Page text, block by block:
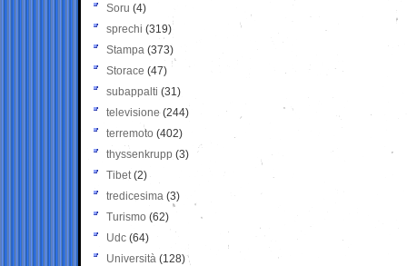
Soru (4)
sprechi (319)
Stampa (373)
Storace (47)
subappalti (31)
televisione(244)
terremoto (402)
thyssenkrupp (3)
Tibet(2)
tredicesima (3)
Turismo (62)
Udc (64)
Università (128)